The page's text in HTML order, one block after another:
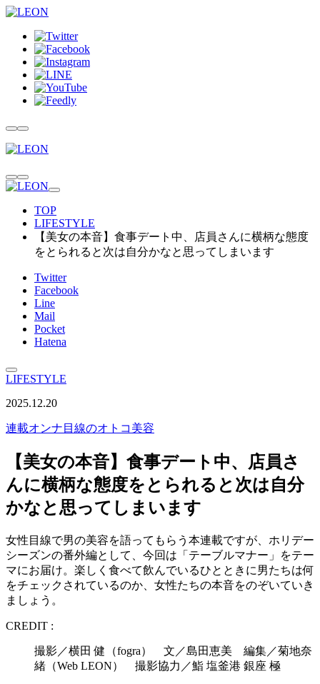
TOP
LIFESTYLE
【美女の本音】食事デート中、店員さんに横柄な態度
をとられると次は自分かなと思ってしまいます
Twitter
Facebook
Line
Mail
Pocket
Hatena
LIFESTYLE
2025.12.20
連載オンナ目線のオトコ美容
【美女の本音】食事デート中、店員さ
んに横柄な態度をとられると次は自分
かなと思ってしまいます
女性目線で男の美容を語ってもらう本連載ですが、ホリデー
シーズンの番外編として、今回は「テーブルマナー」をテー
マにお届け。楽しく食べて飲んでいるひとときに男たちは何
をチェックされているのか、女性たちの本音をのぞいていき
ましょう。
CREDIT :
撮影／横田 健（fogra） 文／島田恵美 編集／菊地奈
緒（Web LEON） 撮影協力／鮨 塩釜港 銀座 極